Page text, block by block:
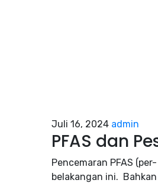
Juli 16, 2024 admin
PFAS dan
Pencemaran PFAS
belakangan ini.